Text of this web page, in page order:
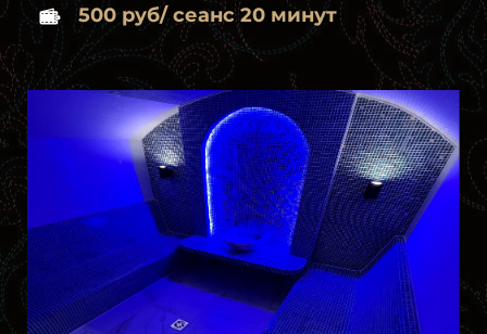
500 руб/ сеанс 20 минут